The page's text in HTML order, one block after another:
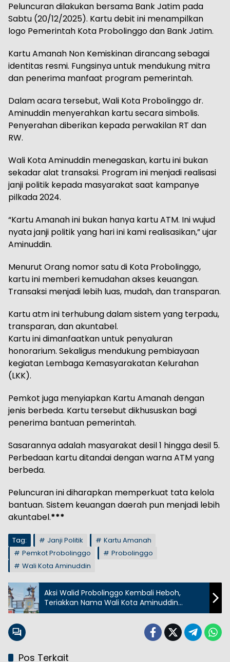
Peluncuran dilakukan bersama Bank Jatim pada
Sabtu (20/12/2025). Kartu debit ini menampilkan
logo Pemerintah Kota Probolinggo dan Bank Jatim.
Kartu Amanah Non Kemiskinan dirancang sebagai
identitas resmi. Fungsinya untuk mendukung mitra
dan penerima manfaat program pemerintah.
Dalam acara tersebut, Wali Kota Probolinggo dr.
Aminuddin menyerahkan kartu secara simbolis.
Penyerahan diberikan kepada perwakilan RT dan
RW.
Wali Kota Aminuddin menegaskan, kartu ini bukan
sekadar alat transaksi. Program ini menjadi realisasi
janji politik kepada masyarakat saat kampanye
pilkada 2024.
“Kartu Amanah ini bukan hanya kartu ATM. Ini wujud
nyata janji politik yang hari ini kami realisasikan,” ujar
Aminuddin.
Menurut Orang nomor satu di Kota Probolinggo,
kartu ini memberi kemudahan akses keuangan.
Transaksi menjadi lebih luas, mudah, dan transparan.
Kartu atm ini terhubung dalam sistem yang terpadu,
transparan, dan akuntabel.
Kartu ini dimanfaatkan untuk penyaluran
honorarium. Sekaligus mendukung pembiayaan
kegiatan Lembaga Kemasyarakatan Kelurahan
(LKK).
Pemkot juga menyiapkan Kartu Amanah dengan
jenis berbeda. Kartu tersebut dikhususkan bagi
penerima bantuan pemerintah.
Sasarannya adalah masyarakat desil 1 hingga desil 5.
Perbedaan kartu ditandai dengan warna ATM yang
berbeda.
Peluncuran ini diharapkan memperkuat tata kelola
bantuan. Sistem keuangan daerah pun menjadi lebih
akuntabel.***
Tag: Janji Politik
Kartu Amanah
Pemkot Probolinggo
Probolinggo
Wali Kota Aminuddin
Aksi Walid Probolinggo Kembali Heboh,
Teriakkan Nama Wali Kota Aminuddin
Merdeka
Pos Terkait